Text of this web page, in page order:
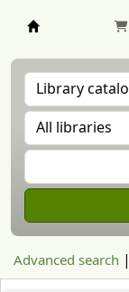
Advanced search